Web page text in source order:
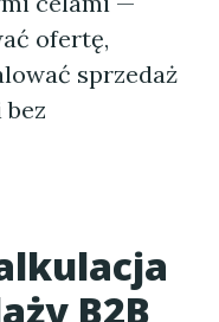
ofertę,
sprzedaż
B2B